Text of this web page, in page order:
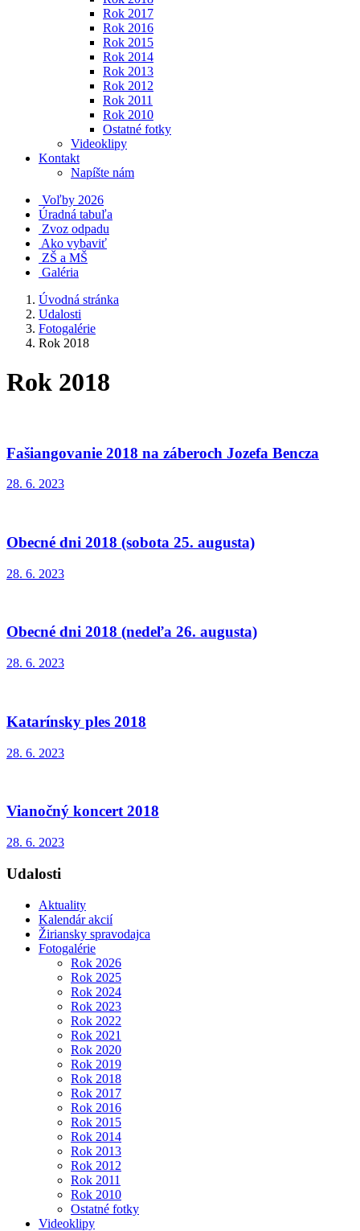
Rok 2017
Rok 2016
Rok 2015
Rok 2014
Rok 2013
Rok 2012
Rok 2011
Rok 2010
Ostatné fotky
Videoklipy
Kontakt
Napíšte nám
Voľby 2026
Úradná tabuľa
Zvoz odpadu
Ako vybaviť
ZŠ a MŠ
Galéria
Úvodná stránka
Udalosti
Fotogalérie
Rok 2018
Rok 2018
Fašiangovanie 2018 na záberoch Jozefa Bencza
28. 6. 2023
Obecné dni 2018 (sobota 25. augusta)
28. 6. 2023
Obecné dni 2018 (nedeľa 26. augusta)
28. 6. 2023
Katarínsky ples 2018
28. 6. 2023
Vianočný koncert 2018
28. 6. 2023
Udalosti
Aktuality
Kalendár akcií
Žiriansky spravodajca
Fotogalérie
Rok 2026
Rok 2025
Rok 2024
Rok 2023
Rok 2022
Rok 2021
Rok 2020
Rok 2019
Rok 2018
Rok 2017
Rok 2016
Rok 2015
Rok 2014
Rok 2013
Rok 2012
Rok 2011
Rok 2010
Ostatné fotky
Videoklipy